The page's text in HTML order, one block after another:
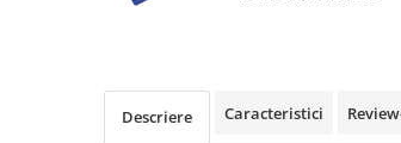
Combaterea Insectelor
Descriere Caracteristici